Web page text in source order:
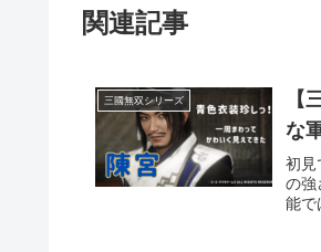
関連記事
三國無双シリーズ
【
な
初見
の強
能で